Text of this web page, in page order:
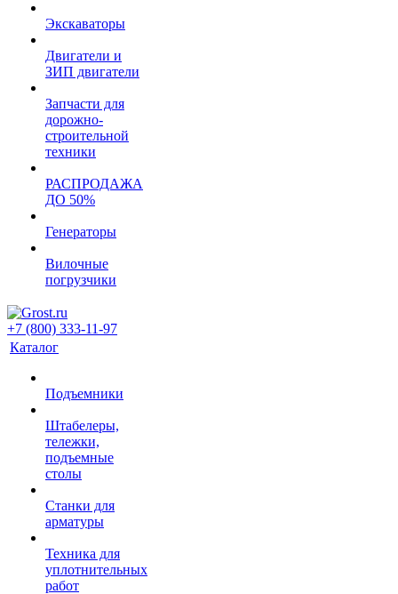
Экскаваторы
Двигатели и
ЗИП двигатели
Запчасти для
дорожно-
строительной
техники
РАСПРОДАЖА
ДО 50%
Генераторы
Вилочные
погрузчики
+7 (800) 333-11-97
Каталог
Подъемники
Штабелеры,
тележки,
подъемные
столы
Станки для
арматуры
Техника для
уплотнительных
работ